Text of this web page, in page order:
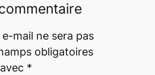
mail ne sera pas
obligatoires
*